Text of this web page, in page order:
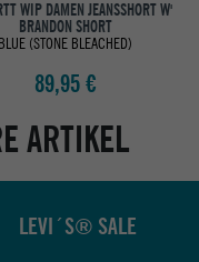
WIP DAMEN JEANSSHORT W'
BRANDON SHORT
BLUE (STONE BLEACHED)
89,95 €
ARTIKEL
LEVI´S® SALE